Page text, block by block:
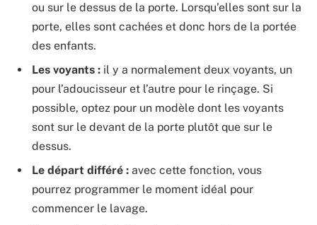
ou sur le dessus de la porte. Lorsqu’elles sont sur la
porte, elles sont cachées et donc hors de la portée
des enfants.
Les voyants : il y a normalement deux voyants, un
pour l’adoucisseur et l’autre pour le rinçage. Si
possible, optez pour un modèle dont les voyants
sont sur le devant de la porte plutôt que sur le
dessus.
Le départ différé : avec cette fonction, vous
pourrez programmer le moment idéal pour
commencer le lavage.